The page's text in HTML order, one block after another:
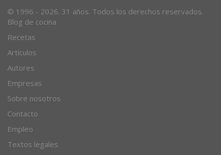
Blog de cocina
Recetas
Artículos
Autores
Empresas
Sobre nosotros
Contacto
Empleo